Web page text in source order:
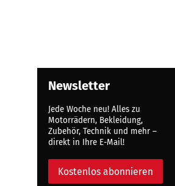
Newsletter
Jede Woche neu! Alles zu
Motorrädern, Bekleidung,
Zubehör, Technik und mehr –
direkt in Ihre E-Mail!
Kostenlos abonnieren